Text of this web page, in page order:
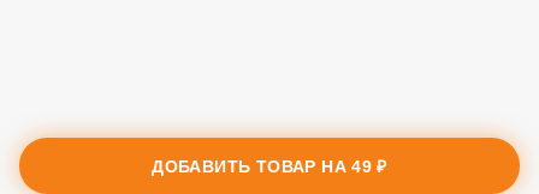
ДОБАВИТЬ ТОВАР НА49 ₽